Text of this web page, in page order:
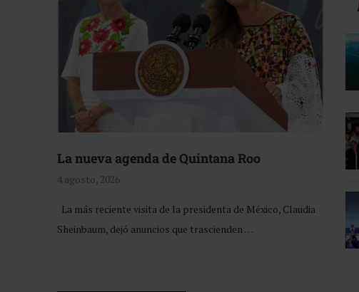
La nueva agenda de Quintana Roo
4 agosto, 2026
La más reciente visita de la presidenta de México, Claudia
Sheinbaum, dejó anuncios que trascienden …